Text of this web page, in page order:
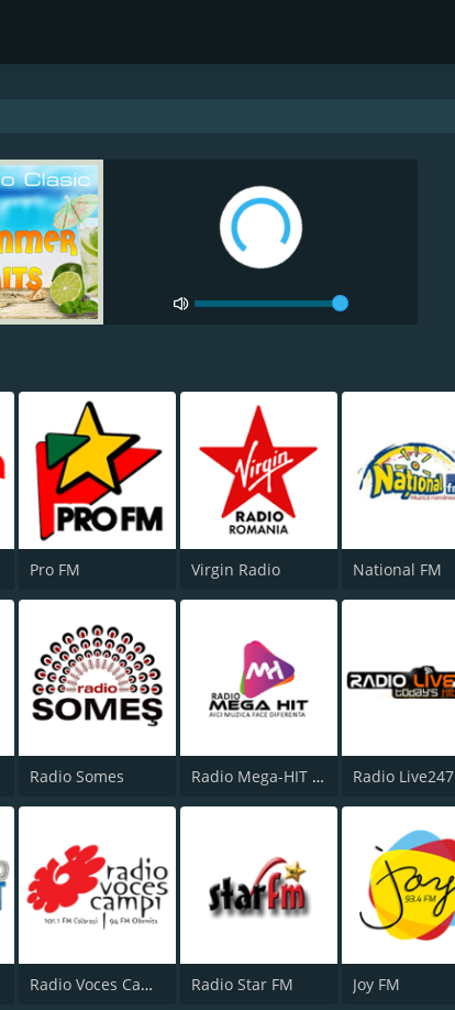
Pro FM Virgin Radio National FM
Radio Somes Radio Mega-HIT Romania Radio Live247
Radio Voces Campi Radio Star FM Joy FM